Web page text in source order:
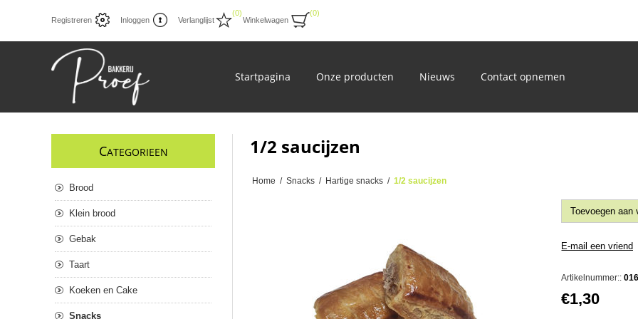
Registreren Inloggen Verlanglijst
(0)
Winkelwagen
(0)
Startpagina Onze producten Nieuws Contact opnemen
1/2 saucijzen
Home / Snacks / Hartige snacks / 1/2 saucijzen
Artikelnummer::
€1,30
CATEGORIEEN
Brood
Klein brood
Gebak
Taart
Koeken en Cake
Snacks